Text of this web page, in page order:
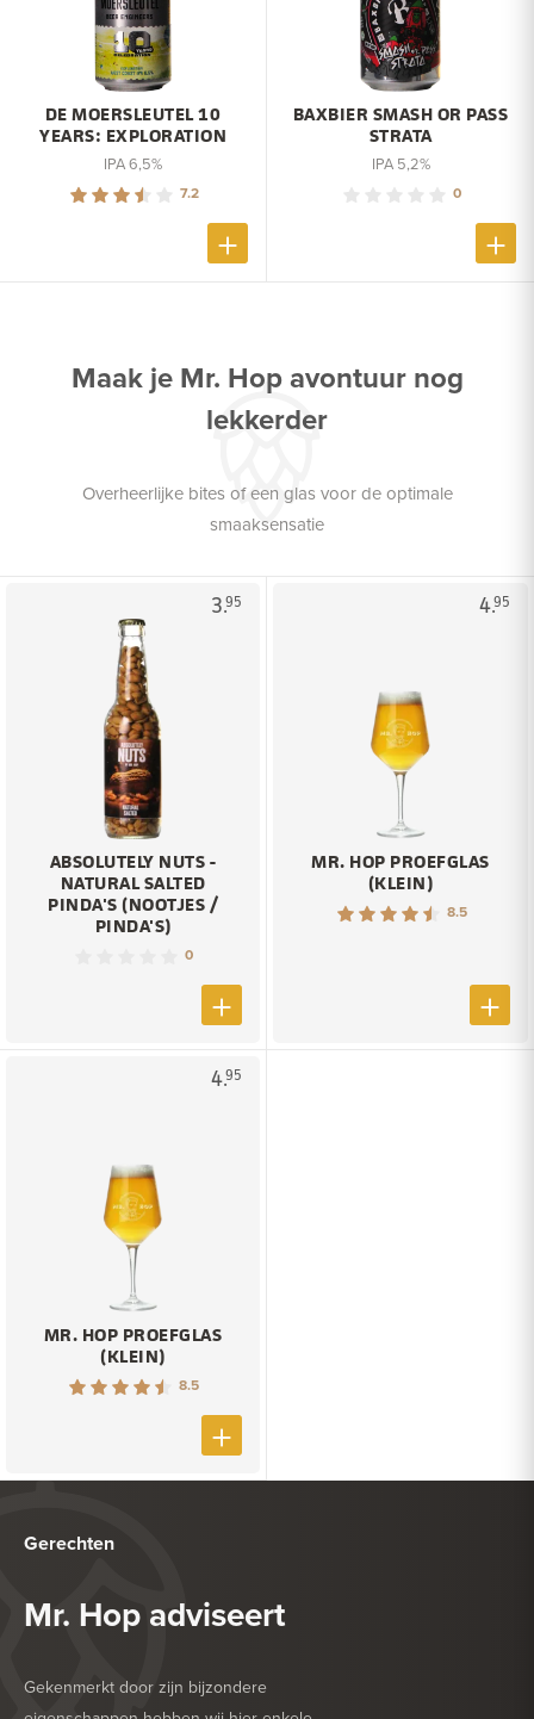
DE MOERSLEUTEL 10
YEARS: EXPLORATION
IPA 6,5%
7.2
BAXBIER SMASH OR PASS
STRATA
IPA 5,2%
0
Maak je Mr. Hop avontuur nog
lekkerder
Overheerlijke bites of een glas voor de optimale
smaaksensatie
3.95
ABSOLUTELY NUTS -
NATURAL SALTED
PINDA'S (NOOTJES /
PINDA'S)
0
4.95
MR. HOP PROEFGLAS
(KLEIN)
8.5
4.95
MR. HOP PROEFGLAS
(KLEIN)
8.5
Gerechten
Mr. Hop adviseert
Gekenmerkt door zijn bijzondere